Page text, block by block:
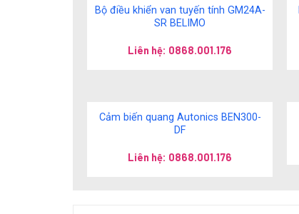
Bộ điều khiển van tuyến tính GM24A-
SR BELIMO
Liên hệ: 0868.001.176
Cảm biến quang Autonics BEN300-
DF
Liên hệ: 0868.001.176